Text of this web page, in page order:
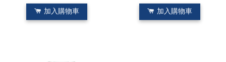
加入購物車 加入購物車